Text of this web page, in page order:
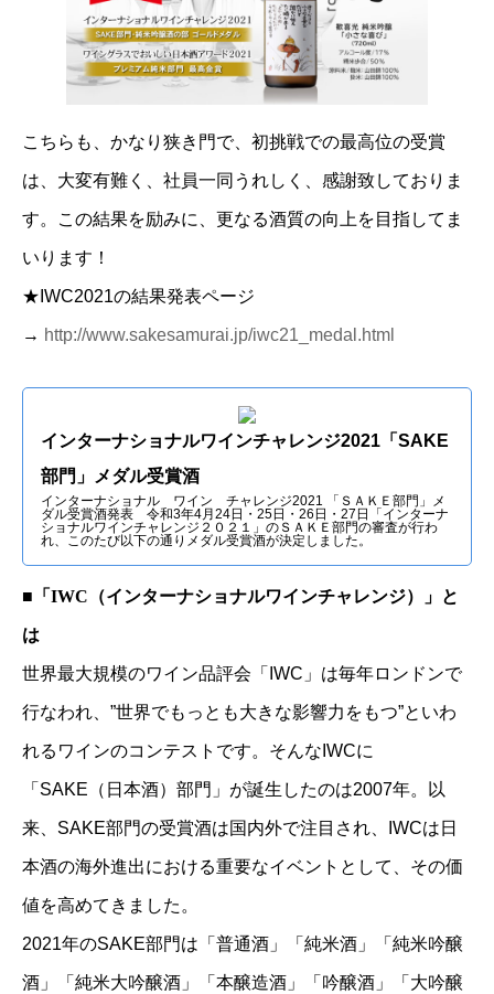
こちらも、かなり狭き門で、初挑戦での最高位の受賞
は、大変有難く、社員一同うれしく、感謝致しておりま
す。この結果を励みに、更なる酒質の向上を目指してま
いります！
★IWC2021の結果発表ページ
→ http://www.sakesamurai.jp/iwc21_medal.html
インターナショナルワインチャレンジ2021「SAKE
部門」メダル受賞酒
インターナショナル ワイン チャレンジ2021 「ＳＡＫＥ部門」メ
ダル受賞酒発表 令和3年4月24日・25日・26日・27日「インターナ
ショナルワインチャレンジ２０２１」のＳＡＫＥ部門の審査が行わ
れ、このたび以下の通りメダル受賞酒が決定しました。
■「IWC（インターナショナルワインチャレンジ）」と
は
世界最大規模のワイン品評会「IWC」は毎年ロンドンで
行なわれ、”世界でもっとも大きな影響力をもつ”といわ
れるワインのコンテストです。そんなIWCに
「SAKE（日本酒）部門」が誕生したのは2007年。以
来、SAKE部門の受賞酒は国内外で注目され、IWCは日
本酒の海外進出における重要なイベントとして、その価
値を高めてきました。
2021年のSAKE部門は「普通酒」「純米酒」「純米吟醸
酒」「純米大吟醸酒」「本醸造酒」「吟醸酒」「大吟醸